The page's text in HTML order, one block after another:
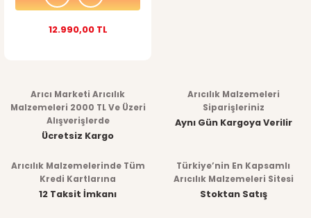
12.990,00 TL
Arıcı Marketi Arıcılık
Malzemeleri 2000 TL Ve Üzeri
Alışverişlerde
Ücretsiz Kargo
Arıcılık Malzemeleri
Siparişleriniz
Aynı Gün Kargoya Verilir
Arıcılık Malzemelerinde Tüm
Kredi Kartlarına
12 Taksit İmkanı
Türkiye’nin En Kapsamlı
Arıcılık Malzemeleri Sitesi
Stoktan Satış